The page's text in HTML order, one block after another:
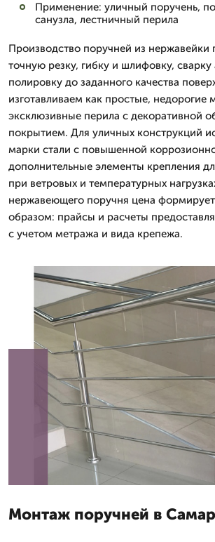
Применение: уличный поручень,
санузла, лестничный перила
Производство поручней из нержавейки
точную резку, гибку и шлифовку,
полировку до заданного качества
изготавливаем как простые, недорогие
эксклюзивные перила с декоративной
покрытием. Для уличных конструкций
марки стали с повышенной
дополнительные элементы крепления
при ветровых и температурных
нержавеющего поручня цена
образом: прайсы и расчеты
с учетом метража и вида крепежа.
Монтаж поручней в